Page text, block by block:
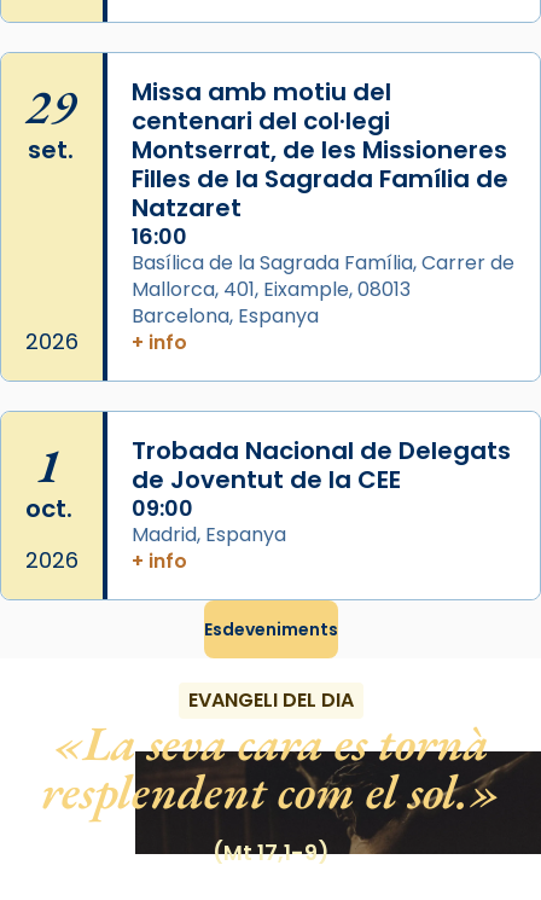
musulmanes fou venerat com a patró dels
Regnes castellans i més tard de tota
Espanya.
El seu sepulcre a Compostela fou un gran
centre de peregrinacions medievals de tot
el món cristià, després de Roma i terra
«A Raïms de Sant Jaume, raïms aigualits;
raïms de setembre te'n llepes els dits»,
segons una dita popular.
29
set.
2026
Missa amb motiu del
centenari del col·legi
Montserrat, de les Missioneres
Filles de la Sagrada Família de
Natzaret
16:00
Basílica de la Sagrada Família, Carrer de
Mallorca, 401, Eixample, 08013
Barcelona, Espanya
+ info
1
oct.
2026
Trobada Nacional de Delegats
de Joventut de la CEE
09:00
Madrid, Espanya
+ info
Esdeveniments
EVANGELI DEL DIA
La seva cara es tornà
resplendent com el sol.
(Mt 17,1-9)